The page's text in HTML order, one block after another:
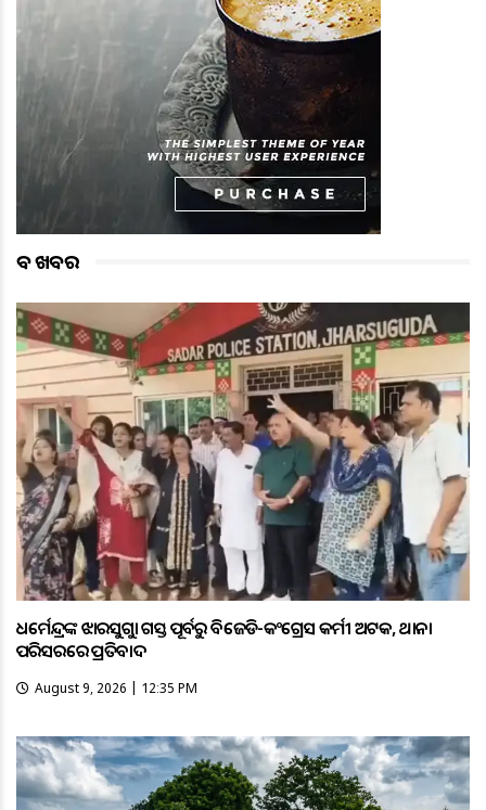
ବଡ ଖବର
ଧର୍ମେନ୍ଦ୍ରଙ୍କ ଝାରସୁଗୁଡ଼ା ଗସ୍ତ ପୂର୍ବରୁ ବିଜେଡି-କଂଗ୍ରେସ କର୍ମୀ ଅଟକ, ଥାନା
ପରିସରରେ ପ୍ରତିବାଦ
August 9, 2026 | 12:35 PM